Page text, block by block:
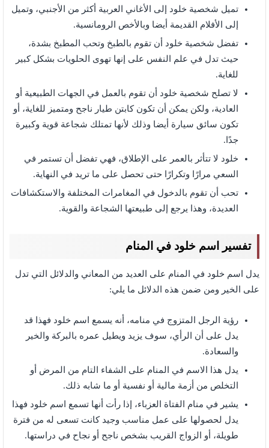
تميل شخصية خلود إلى الأغاني العربية أكثر من الأجنبي، وتميل
إلى الأفلام القديمة أيضا وبالأخص الرومانسية.
تفضل شخصية خلود أن تقوم بالطبخ وتحب المطبخ بشدة،
حيث تدل في علم النفس على إنها تهوى الحلويات بشكل كبير
للغاية.
لا تصلح شخصية خلود أن تقوم بالعمل في الجهات الطبيعية أو
العادية، ولكن يمكن أن تكون كابتن طيار ناجح ومتميز للغاية، أو
تكون سائق سيارة أيضا وذلك لأنها تمتلك شجاعة قوية وكبيرة
جدًا.
خلود لا تتأثر بالعمر على الإطلاق، فهي تفضل أن تستمر في
السعي مرارًا وتكرارًا حتى تحصل على ما تريد في النهاية.
تحب أن تقوم بالدخول في المغامرات المختلفة والاستكشافات
العديدة، وهذا يرجع إلى طبيعتها الشجاعة والقوية.
تفسير اسم خلود في المنام
يدل اسم خلود في المنام على العديد من المعاني والدلائل التي تدل
على الخير ومن ضمن هذه الدلائل ما يلي:
رؤية الرجل المتزوج في منامه، أنه يسمع اسم خلود فهذا قد
يدل على أن الرأي، سوف يزيد ويطيل عمره بالبركة والخير
والسعادة.
يدل هذا الاسم في المنام على الشفاء التام من المرض أو
التخلص من أزمة مالية أو نفسية أو ما شابه ذلك.
يشير في منام الفتاة العزباء، إذا رأت أنها تسمع اسم خلود فهذا
يدل لحصولها على عمل مناسب وجيد كانت تسعى له من فترة
طويلة، أو الزواج القريب بشخص ناجح أو نجاح في دراستها.